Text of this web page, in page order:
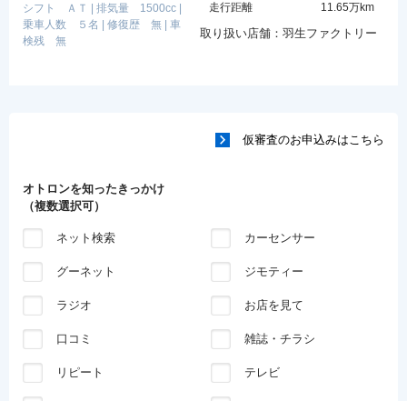
シフト ＡＴ 排気量 1500cc
乗車人数 ５名
修復歴 無
車
検残 無
走行距離
11.65万km
取り扱い店舗：羽生ファクトリー
仮審査のお申込みはこちら
オトロンを知ったきっかけ
（複数選択可）
ネット検索 カーセンサー
グーネット ジモティー
ラジオ お店を見て
口コミ 雑誌・チラシ
リピート テレビ